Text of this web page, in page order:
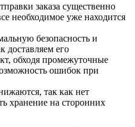
заказа существенно
необходимое уже находится
безопасность и
доставляем его
обходя промежуточные
ошибок при
так как нет
хранение на сторонних